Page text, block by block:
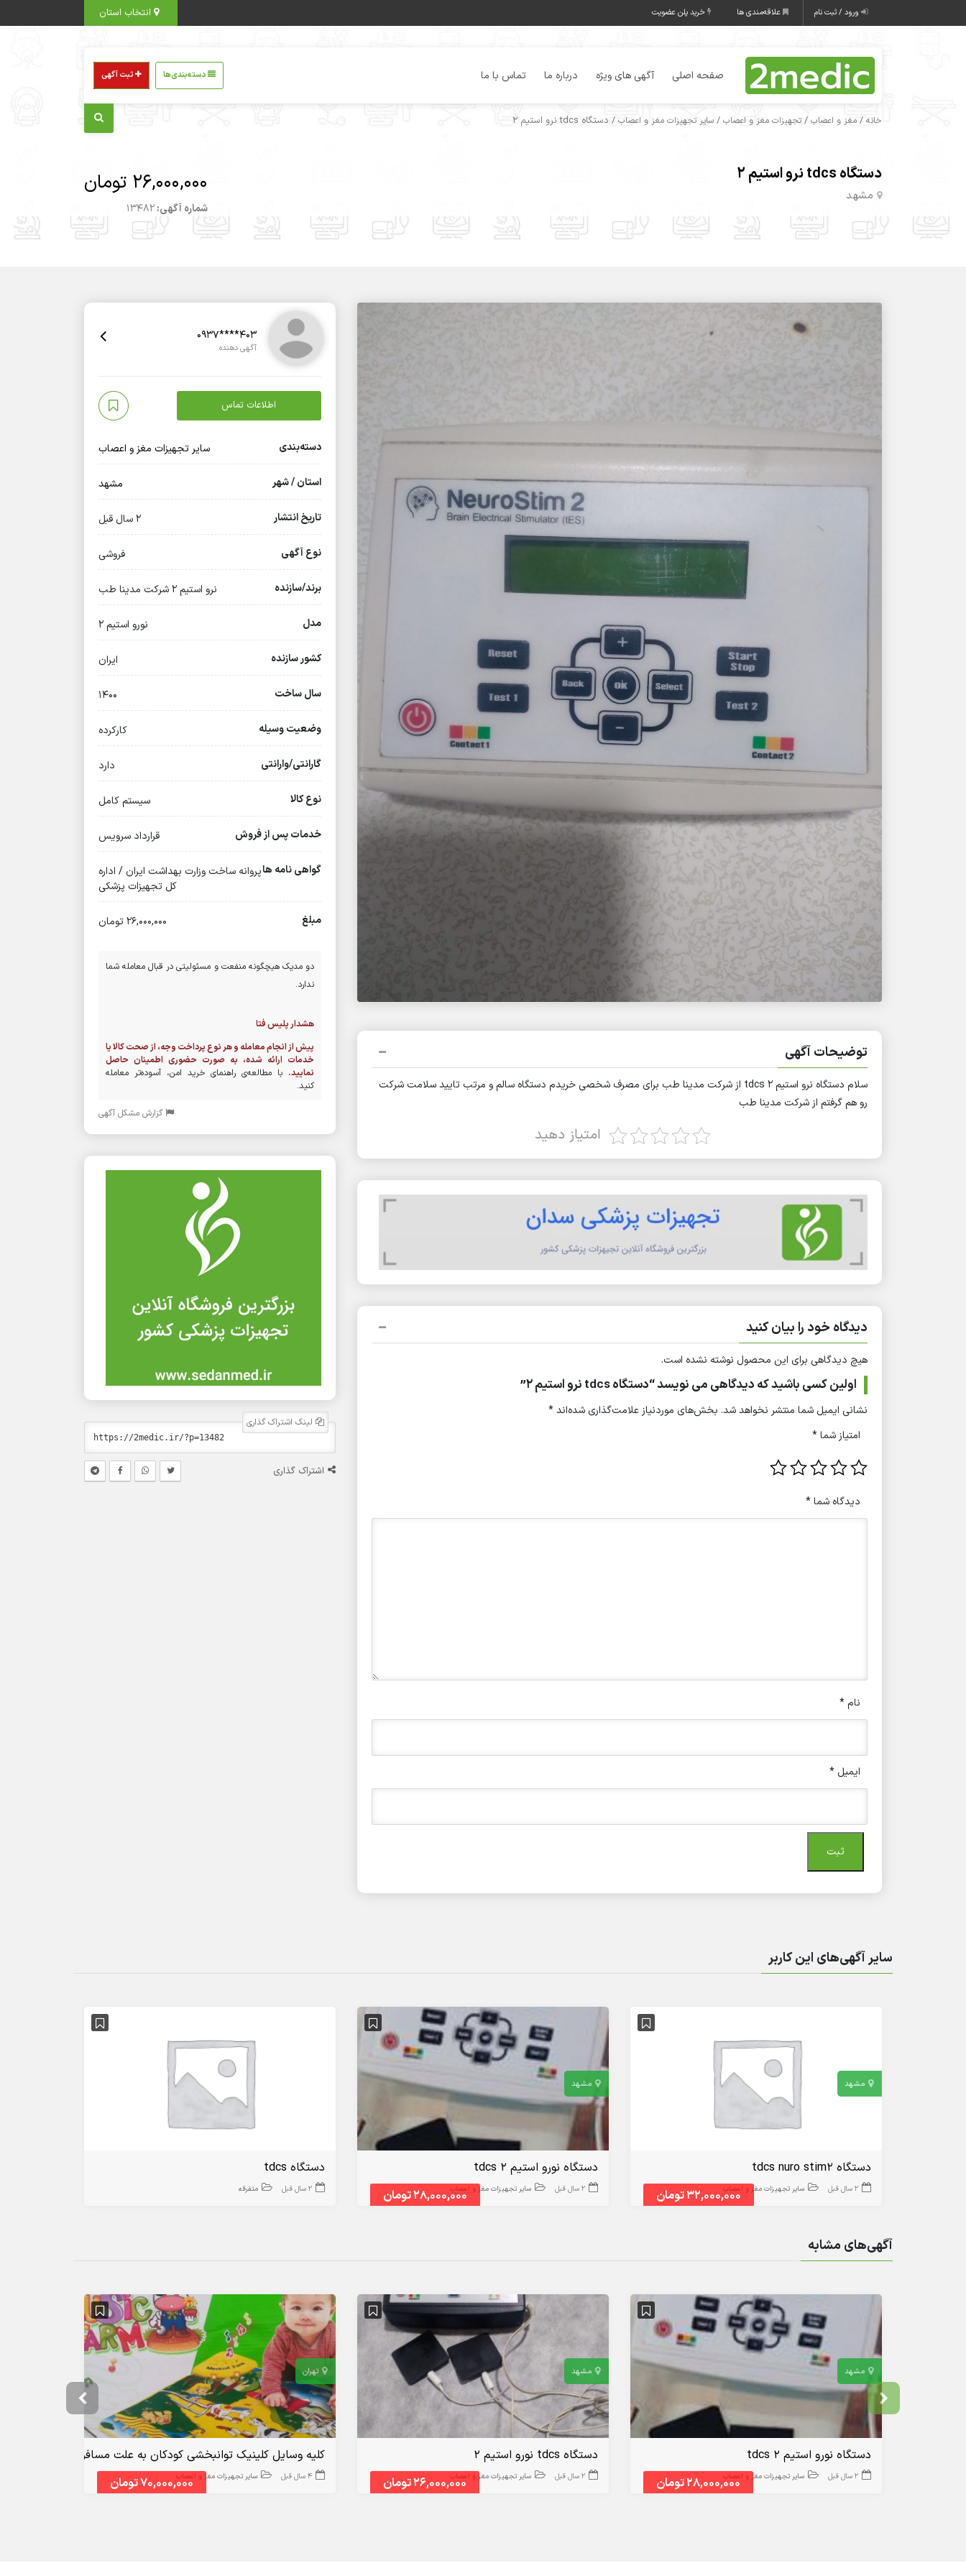
ورود / ثبت نام علاقه‌مندی ها خرید پلن عضویت
صفحه اصلی آگهی های ویژه درباره ما تماس با ما دسته‌بندی‌ها ثبت آگهی
خانه / مغز و اعصاب /تجهیزات مغز و اعصاب / سایر تجهیزات مغز و اعصاب / دستگاه tdcs نرو استیم ۲
دستگاه tdcs نرو استیم ۲
مشهد 26,000,000 تومان
شماره آگهی:13482
توضیحات آگهی
سلام دستگاه نرو استیم ۲ tdcs از شرکت مدینا طب برای مصرف شخصی خریدم دستگاه سالم و مرتب تایید سلامت شرکت
رو هم گرفتم از شرکت مدینا طب
امتیاز دهید
دیدگاه خود را بیان کنید
هیچ دیدگاهی برای این محصول نوشته نشده است.
اولین کسی باشید که دیدگاهی می نویسد “دستگاه tdcs نرو استیم ۲”
نشانی ایمیل شما منتشر نخواهد شد. بخش‌های موردنیاز علامت‌گذاری شده‌اند*
امتیاز شما*
دیدگاه شما*
نام*
ایمیل *
0937****403
آگهی دهنده
اطلاعات تماس
دسته‌بندی سایر تجهیزات مغز و اعصاب
استان / شهر مشهد
تاریخ انتشار 2 سال قبل
نوع آگهی فروشی
برند/سازنده نرو استیم ۲ شرکت مدینا طب
مدل نورو استیم ۲
کشور سازنده ایران
سال ساخت ۱۴۰۰
وضعیت وسیله کارکرده
گارانتی/وارانتی دارد
نوع کالا سیستم کامل
خدمات پس از فروش قرارداد سرویس
گواهی نامه هاپروانه ساخت وزارت بهداشت ایران / اداره
کل تجهیزات پزشکی
مبلغ 26,000,000 تومان
دو مدیک هیچگونه منفعت و مسئولیتی در قبال معامله شما
ندارد.
هشدار پلیس فتا
پیش از انجام معامله و هر نوع پرداخت وجه، از صحت کالا یا
خدمات ارائه شده، به صورت حضوری اطمینان حاصل
نمایید. با مطالعه‌ی راهنمای خرید امن، آسوده‌تر معامله
کنید.
گزارش مشکل آگهی
لینک اشتراک گذاری
اشتراک گذاری
سایر آگهی‌های این کاربر
مشهد
32,000,000 تومان
دستگاه tdcs nuro stim2
2 سال قبل سایر تجهیزات مغز و اعصاب
مشهد
28,000,000 تومان
دستگاه نورو استیم ۲ tdcs
2 سال قبل سایر تجهیزات مغز و اعصاب
دستگاه tdcs
2 سال قبل متفرقه
آگهی‌های مشابه
مشهد
28,000,000 تومان
دستگاه نورو استیم ۲ tdcs
2 سال قبل سایر تجهیزات مغز و اعصاب
مشهد
26,000,000 تومان
دستگاه tdcs نورو استیم ۲
2 سال قبل سایر تجهیزات مغز و اعصاب
تهران
70,000,000 تومان
کلیه وسایل کلینیک توانبخشی کودکان به علت مسافرت
4 سال قبل سایر تجهیزات مغز و اعصاب